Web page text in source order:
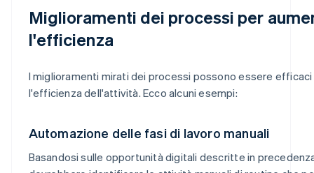
Miglioramenti dei processi per
l'efficienza
I miglioramenti mirati dei processi possono essere
l'efficienza dell'attività. Ecco alcuni esempi:
Automazione delle fasi di lavoro manuali
Basandosi sulle opportunità digitali descritte in